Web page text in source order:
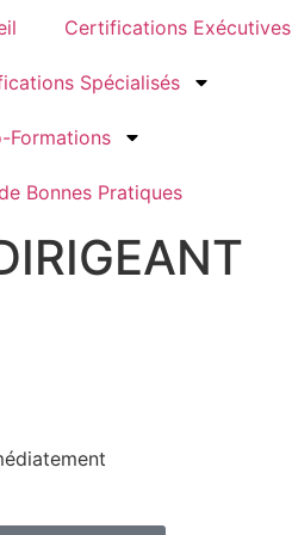
Certifications Exécutives
Spécialisés
Formations
Bonnes Pratiques